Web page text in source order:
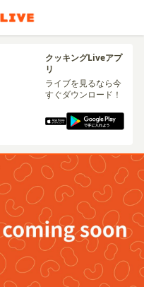
クッキングLiveアプ
リ
ライブを見るなら今
すぐダウンロード！